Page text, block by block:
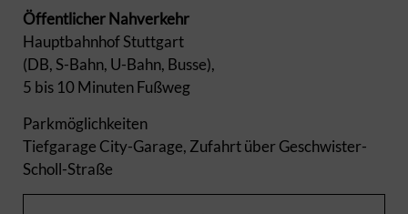
Öffentlicher Nahverkehr
Hauptbahnhof Stuttgart
(DB, S-Bahn, U-Bahn, Busse),
5 bis 10 Minuten Fußweg
Parkmöglichkeiten
Tiefgarage City-Garage, Zufahrt über Geschwister-
Scholl-Straße